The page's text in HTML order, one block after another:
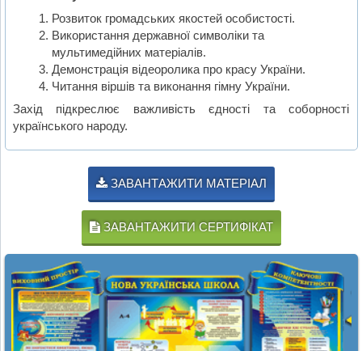
Розвиток громадських якостей особистості.
Використання державної символіки та
мультимедійних матеріалів.
Демонстрація відеоролика про красу України.
Читання віршів та виконання гімну України.
Захід підкреслює важливість єдності та соборності
українського народу.
ЗАВАНТАЖИТИ МАТЕРІАЛ
ЗАВАНТАЖИТИ СЕРТИФІКАТ